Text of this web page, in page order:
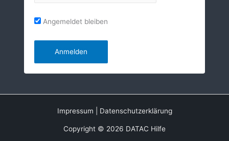
Angemeldet bleiben
Impressum Datenschutzerklärung
Copyright © 2026 DATAC Hilfe